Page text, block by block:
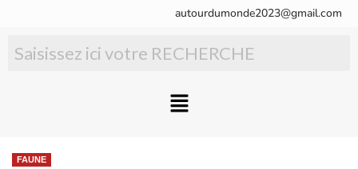
autourdumonde2023@gmail.com
FAUNE